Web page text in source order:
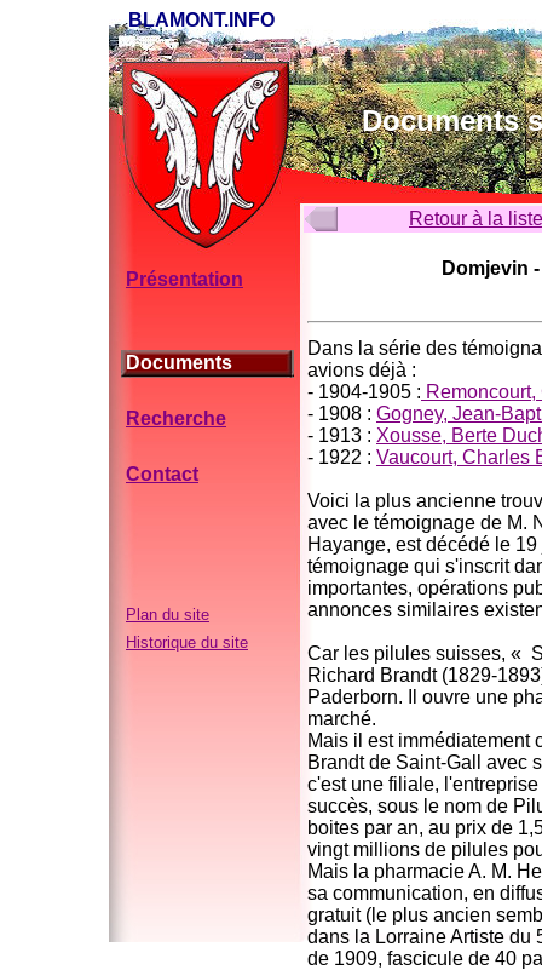
BLAMONT.INFO
Documents
Présentation
Documents
Recherche
Contact
Plan du site
Historique du site
Retour à la
Domjevin
Dans la série des
avions déjà :
- 1904-1905 :
- 1908 : Gogney, Jean-
- 1913 : Xousse, Berte
- 1922 : Vaucourt, Charles
Voici la plus ancienne
avec le témoignage de M.
Hayange, est décédé le
témoignage qui s'inscrit
importantes, opérations
annonces similaires
Car les pilules suisses, «
Richard Brandt (1829-
Paderborn. Il ouvre une
marché.
Mais il est immédiatement
Brandt de Saint-Gall avec
c'est une filiale,
succès, sous le nom de
boites par an, au prix de
vingt millions de pilules
Mais la pharmacie A. M.
sa communication, en
gratuit (le plus ancien
dans la Lorraine Artiste du
de 1909, fascicule de 40